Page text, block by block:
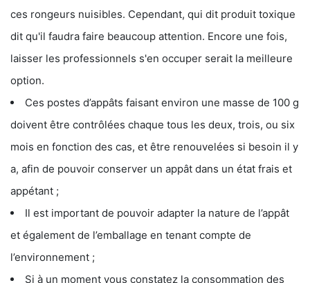
ces rongeurs nuisibles. Cependant, qui dit produit toxique
dit qu'il faudra faire beaucoup attention. Encore une fois,
laisser les professionnels s'en occuper serait la meilleure
option.
Ces postes d’appâts faisant environ une masse de 100 g
doivent être contrôlées chaque tous les deux, trois, ou six
mois en fonction des cas, et être renouvelées si besoin il y
a, afin de pouvoir conserver un appât dans un état frais et
appétant ;
Il est important de pouvoir adapter la nature de l’appât
et également de l’emballage en tenant compte de
l’environnement ;
Si à un moment vous constatez la consommation des